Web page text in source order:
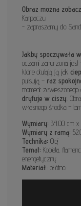
Obraz można
Karpaczu
- zapraszamy do
Jakby spoczywała
oczami zanurzona jest
które otulają ją jak
pulsują – raz
moment
dryfuje w ciszy.
własnego środka –
Wymiary: 34.00 cm x
Wymiary z ramą:
Technika: Olej
Temat: Kobieta,
energetyczny
Materiał: płótno